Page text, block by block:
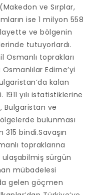
ve Sırplar,
ise 1 milyon 558
ve bölgenin
tutuyorlardı.
Osmanlı toprakları
Edirne’yi
kalan
yılı istatistiklerine
Bulgaristan ve
bulunması
bindi.Savaşın
topraklarına
sürgün
mübadelesi
gelen göçmen